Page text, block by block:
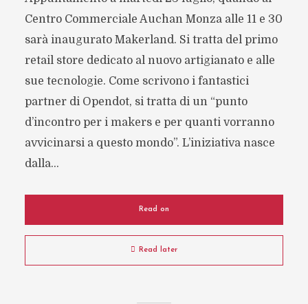
Centro Commerciale Auchan Monza alle 11 e 30
sarà inaugurato Makerland. Si tratta del primo
retail store dedicato al nuovo artigianato e alle
sue tecnologie. Come scrivono i fantastici
partner di Opendot, si tratta di un “punto
d’incontro per i makers e per quanti vorranno
avvicinarsi a questo mondo”. L’iniziativa nasce
dalla...
Read on
Read later